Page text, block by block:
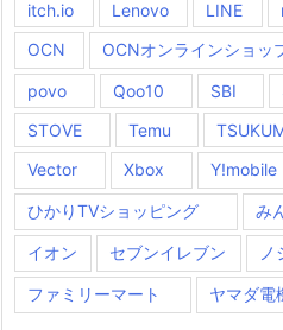
itch.io
Lenovo LINE
OCN
OCNオンラインショッ
povo Qoo10 SBI
STOVE
Temu
Vector
Xbox Y!mobile
ひかりTVショッピング み
イオン セブンイレブン ノ
ファミリーマート ヤマダ電